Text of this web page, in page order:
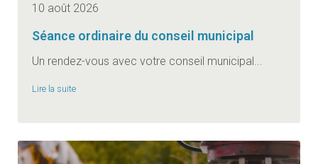
10 août 2026
Séance ordinaire du conseil municipal
Un rendez-vous avec votre conseil municipal...
Lire la suite